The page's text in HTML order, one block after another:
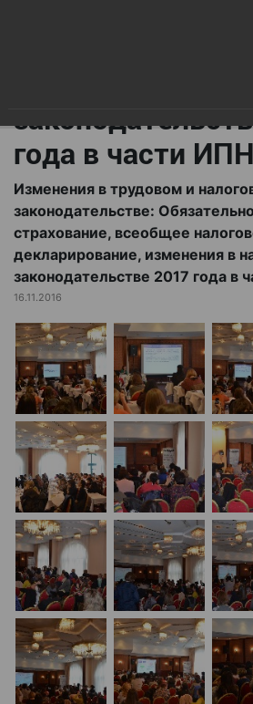
года в части
Изменения в трудовом и
законодательстве:
страхование, всеобщее
декларирование, изменения в
законодательстве 2017 года в
16.11.2016